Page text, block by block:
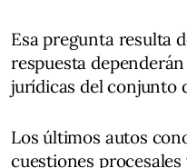
Esa pregunta resulta
respuesta
jurídicas del conjunto
Los últimos autos
cuestiones